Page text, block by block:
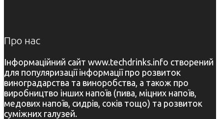
Про нас
Інформаційний сайт www.techdrinks.info створений
для популяризації інформації про розвиток
виноградарства та виноробства, а також про
виробництво інших напоїв (пива, міцних напоїв,
медових напоїв, сидрів, соків тощо) та розвиток
суміжних галузей.